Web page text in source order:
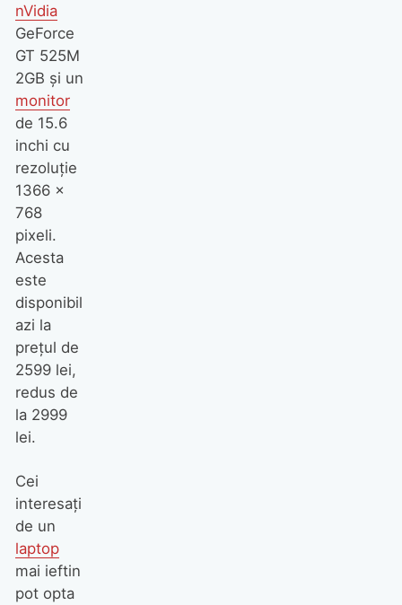
nVidia
GeForce
GT 525M
2GB şi un
monitor
de 15.6
inchi cu
rezoluţie
1366 x
768
pixeli.
Acesta
este
disponibil
azi la
preţul de
2599 lei,
redus de
la 2999
lei.
Cei
interesaţi
de un
laptop
mai ieftin
pot opta